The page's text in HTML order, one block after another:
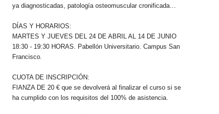
ya diagnosticadas, patología osteomuscular cronificada…
DÍAS Y HORARIOS:
MARTES Y JUEVES DEL 24 DE ABRIL AL 14 DE JUNIO
18:30 - 19:30 HORAS. Pabellón Universitario. Campus San
Francisco.
CUOTA DE INSCRIPCIÓN:
FIANZA DE 20 € que se devolverá al finalizar el curso si se
ha cumplido con los requisitos del 100% de asistencia.